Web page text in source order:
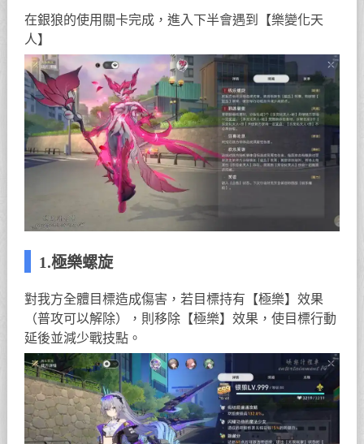
在銀狼的使用關卡完成，進入下半會遇到【樂變化天
人】
1.極樂螺旋
對我方全體目標造成傷害，若目標持有【極樂】效果
（普攻可以解除），則移除【極樂】效果，使目標行動
延後並減少戰技點。